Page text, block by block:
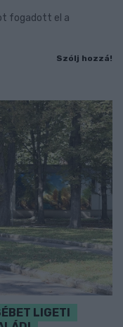
fogadott el a
Szólj hozzá!
LIGETI